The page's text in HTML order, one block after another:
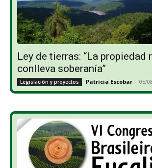
Ley de tierras: “La propiedad
conlleva soberanía”
Legislación y proyectos Patricia Escobar - 05/